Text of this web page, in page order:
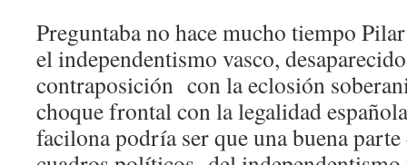
Preguntaba no hace mucho tiempo
el independentismo vasco,
contraposición con la eclosión
choque frontal con la legalidad
facilona podría ser que una buena